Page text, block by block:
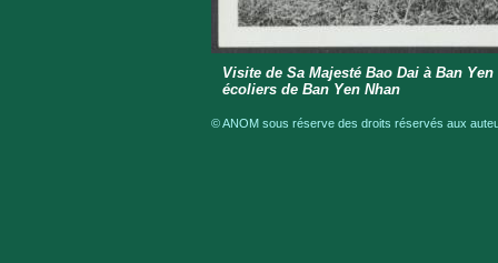
Visite de Sa Majesté Bao Dai à Ban
écoliers de Ban Yen Nhan
© ANOM sous réserve des droits réservés aux